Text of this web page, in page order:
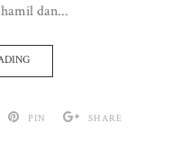
dan...
PIN SHARE